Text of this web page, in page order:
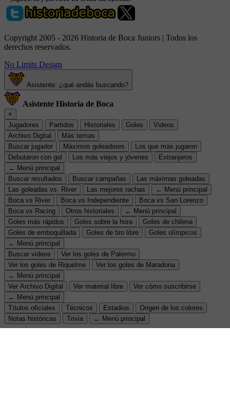
Copyright 2005 - 2026 Historia de Boca Juniors | Todos los
derechos reservados.
No Limits Design
Asistente: ¿qué andás buscando?
Asistente Historia de Boca
×
Jugadores
Partidos Historiales Goles
Videos
Archivo Digital
Más temas
Buscar jugador
Máximos goleadores
Los que más jugaron
Debutaron con gol
Los más viejos y jóvenes
Extranjeros
← Menú principal
Buscar resultados
Buscar campañas
Las máximas goleadas
Las goleadas vs. River
Las mejores rachas
← Menú principal
Boca vs River
Boca vs Independiente
Boca vs San Lorenzo
Boca vs Racing
Otros historiales
← Menú principal
Goles más rápidos
Goles sobre la hora
Goles de chilena
Goles de emboquillada
Goles de tiro libre
Goles olímpicos
← Menú principal
Buscar videos
Ver los goles de Palermo
Ver los goles de Riquelme
Ver los goles de Maradona
← Menú principal
Ver Archivo Digital
Ver material libre
Ver cómo suscribirse
← Menú principal
Títulos oficiales
Técnicos Estadios
Origen de los colores
Notas históricas
Trivia ← Menú principal